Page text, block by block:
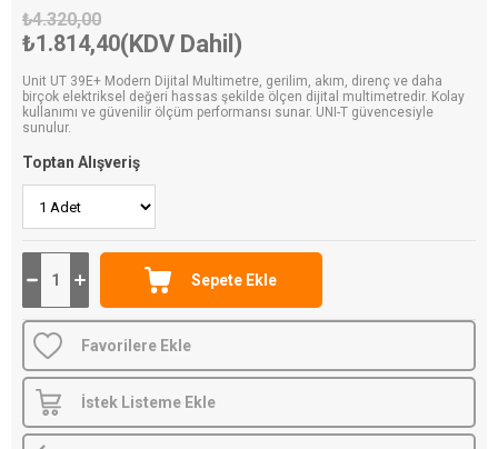
₺4.320,00
₺1.814,40(KDV Dahil)
Unit UT 39E+ Modern Dijital Multimetre, gerilim, akım, direnç ve daha
birçok elektriksel değeri hassas şekilde ölçen dijital multimetredir. Kolay
kullanımı ve güvenilir ölçüm performansı sunar. UNI-T güvencesiyle
sunulur.
Toptan Alışveriş
Favorilere Ekle
İstek Listeme Ekle